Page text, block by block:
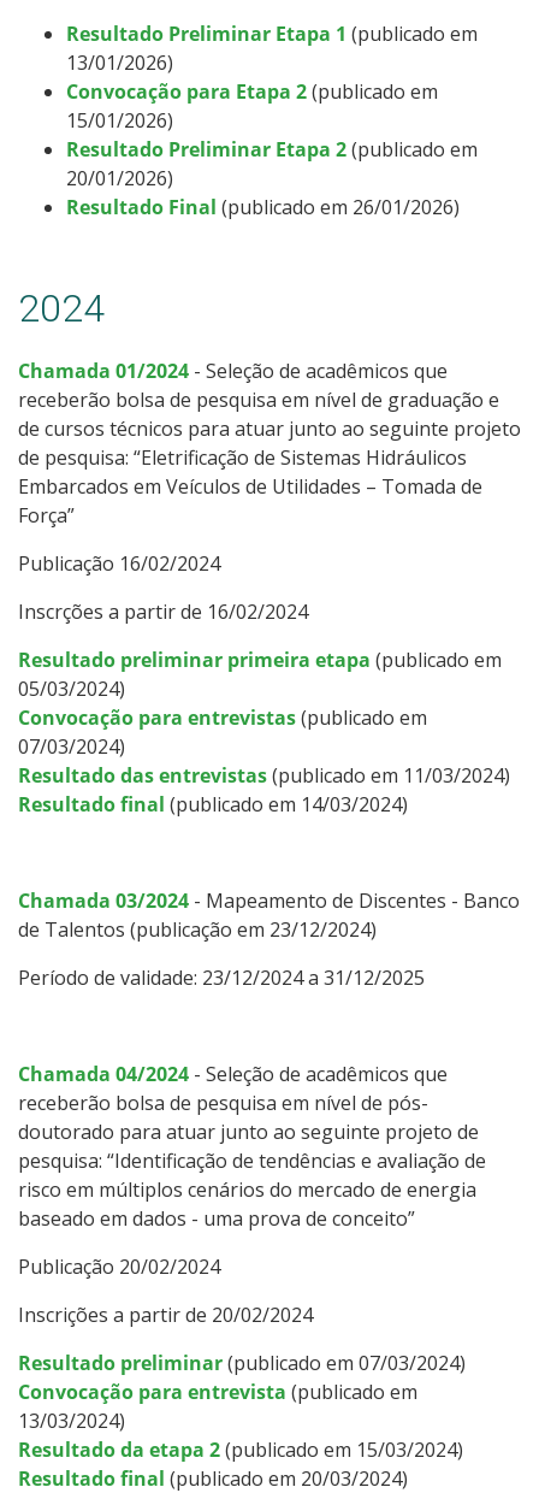
Resultado Preliminar Etapa 1 (publicado em
13/01/2026)
Convocação para Etapa 2(publicado em
15/01/2026)
Resultado Preliminar Etapa 2(publicado em
20/01/2026)
Resultado Final (publicado em 26/01/2026)
2024
Chamada 01/2024 - Seleção de acadêmicos que
receberão bolsa de pesquisa em nível de graduação e
de cursos técnicos para atuar junto ao seguinte projeto
de pesquisa: “Eletrificação de Sistemas Hidráulicos
Embarcados em Veículos de Utilidades – Tomada de
Força”
Publicação 16/02/2024
Inscrções a partir de 16/02/2024
Resultado preliminar primeira etapa (publicado em
05/03/2024)
Convocação para entrevistas(publicado em
07/03/2024)
Resultado das entrevistas(publicado em 11/03/2024)
Resultado final (publicado em 14/03/2024)
Chamada 03/2024 - Mapeamento de Discentes - Banco
de Talentos (publicação em 23/12/2024)
Período de validade: 23/12/2024 a 31/12/2025
Chamada 04/2024 - Seleção de acadêmicos que
receberão bolsa de pesquisa em nível de pós-
doutorado para atuar junto ao seguinte projeto de
pesquisa: “Identificação de tendências e avaliação de
risco em múltiplos cenários do mercado de energia
baseado em dados - uma prova de conceito”
Publicação 20/02/2024
Inscrições a partir de 20/02/2024
Resultado preliminar(publicado em 07/03/2024)
Convocação para entrevista (publicado em
13/03/2024)
Resultado da etapa 2(publicado em 15/03/2024)
Resultado final (publicado em 20/03/2024)